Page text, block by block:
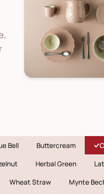
Bell Buttercream
Herbal Green
Wheat Straw Mynte